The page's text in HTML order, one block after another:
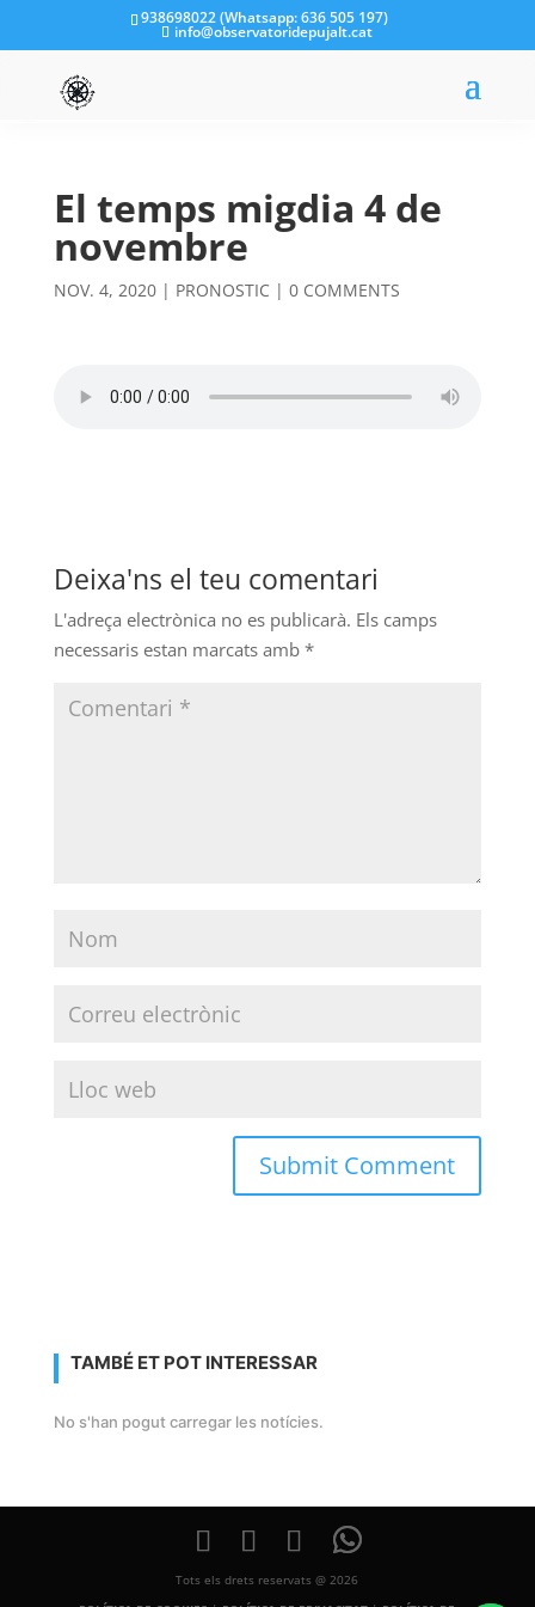
938698022 (Whatsapp: 636 505 197)
info@observatoridepujalt.cat
El temps migdia 4 de
novembre
NOV. 4, 2020| PRONOSTIC | 0 COMMENTS
Deixa'ns el teu comentari
L'adreça electrònica no es publicarà. Els camps
necessaris estan marcats amb *
TAMBÉ ET POT INTERESSAR
No s'han pogut carregar les notícies.
Tots els drets reservats @ 2026